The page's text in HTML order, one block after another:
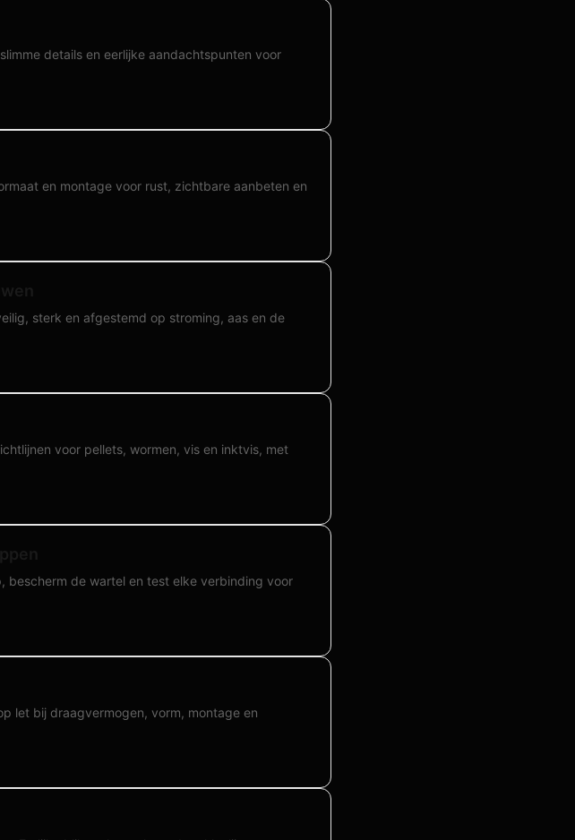
details en eerlijke aandachtspunten voor
en montage voor rust, zichtbare aanbeten en
sterk en afgestemd op stroming, aas en de
voor pellets, wormen, vis en inktvis, met
bescherm de wartel en test elke verbinding voor
let bij draagvermogen, vorm, montage en